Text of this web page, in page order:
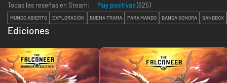
Todas las reseñas en Steam:
Muy positivas(625)
MUNDO ABIERTO EXPLORACIÓN BUENA TRAMA PARA MANDO BANDA SONORA SANDBOX
Ediciones